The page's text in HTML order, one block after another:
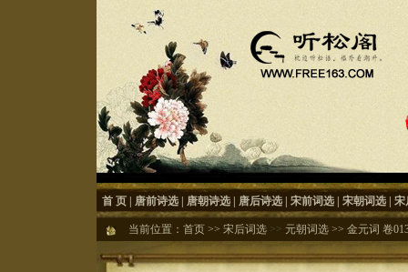
首 页 唐前诗选 唐朝诗选 唐后诗选 宋前词选 宋朝词选 宋
当前位置： 首页 >> 宋后词选 >> 元朝词选 >> 金元词 卷